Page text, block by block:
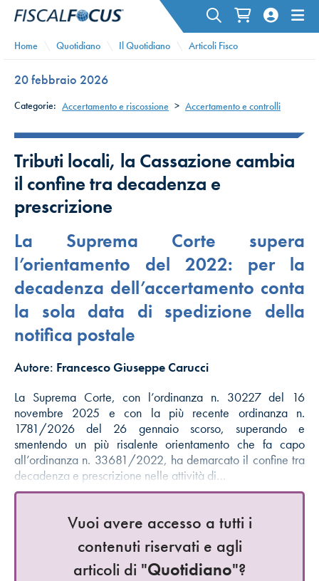
Home Quotidiano Il Quotidiano Articoli Fisco
20 febbraio 2026
Categorie: Accertamento e riscossione > Accertamento e controlli
Tributi locali, la Cassazione cambia
il confine tra decadenza e
prescrizione
La Suprema Corte supera
l’orientamento del 2022: per la
decadenza dell’accertamento conta
la sola data di spedizione della
notifica postale
Autore: Francesco Giuseppe Carucci
La Suprema Corte, con l’ordinanza n. 30227 del 16
novembre 2025 e con la più recente ordinanza n.
1781/2026 del 26 gennaio scorso, superando e
smentendo un più risalente orientamento che fa capo
all’ordinanza n. 33681/2022, ha demarcato il confine tra
decadenza e prescrizione nelle attività di…
Vuoi avere accesso a tutti i
contenuti riservati e agli
articoli di "Quotidiano"?